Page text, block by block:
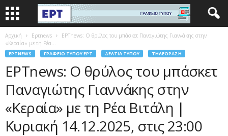
Αρχική Eρτnews
ΕΡΤnews: Ο θρύλος του μπάσκετ Παναγιώτης Γιαννάκης στην
«Κεραία» με τη Ρέα...
EΡΤNEWS ΓΡΑΦΕΊΟ ΤΎΠΟΥ ΕΡΤ ΔΕΛΤΊΑ ΤΎΠΟΥ ΤΗΛΕΌΡΑΣΗ
ΕΡΤnews: Ο θρύλος του μπάσκετ
Παναγιώτης Γιαννάκης στην
«Κεραία» με τη Ρέα Βιτάλη |
Κυριακή 14.12.2025, στις 23:00